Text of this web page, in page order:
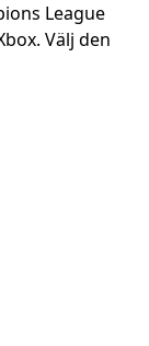
League
Välj den